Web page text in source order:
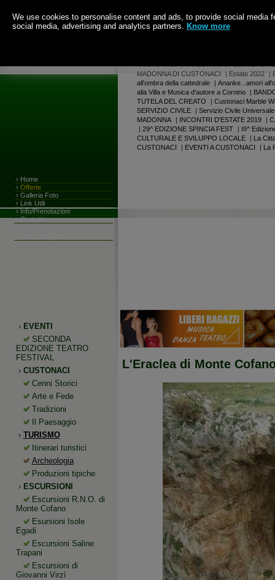
Ore 22:42.57 di Sabato
MADONNA DI CUSTONACI
Estate 2022
all'ombra della cattedrale
Ananke...amori
alla Villa e Musica d'autore a Cornino
TUTELA DEL CREATO
Custonaci Marble
SERVIZIO CIVILE
Servizio Civile
MADONNA
INCONTRI D'ESTATE 2019
29^ EDIZIONE SPINCIA FEST
III^
CULTURALE E SVILUPPO LOCALE
La
CUSTONACI
EVENTI A CUSTONACI La
› Home
› Offerte
› Galleria Foto
› Link Utili
›Info/Prenotazioni
›Contatti
› EVENTI
SECONDA
EDIZIONE TEATRO
FESTIVAL
› CUSTONACI
Cenni Storici
Arte e Fede
Tradizioni
Il Paesaggio
› TURISMO
Itinerari turistici
Archeologia
Produzioni tipiche
› ESCURSIONI
Escursioni R.N.O. di
Monte Cofano
Esursioni Isole
Egadi
Escursioni Saline
Trapani
Escursioni di
Giovanni Virzì
L'Eraclea di Monte
We use cookies to personalise content and ads, to provide social
social media, advertising and analytics partners. Know more